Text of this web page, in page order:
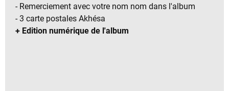
- Remerciement avec votre nom nom dans l'album
- 3 carte postales Akhésa
+ Edition numérique de l'album